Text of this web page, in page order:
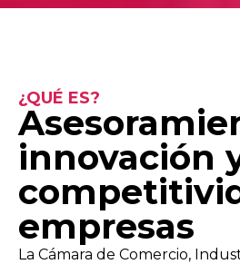
¿QUÉ ES?
innovación
empresas
La Cámara de Comercio,